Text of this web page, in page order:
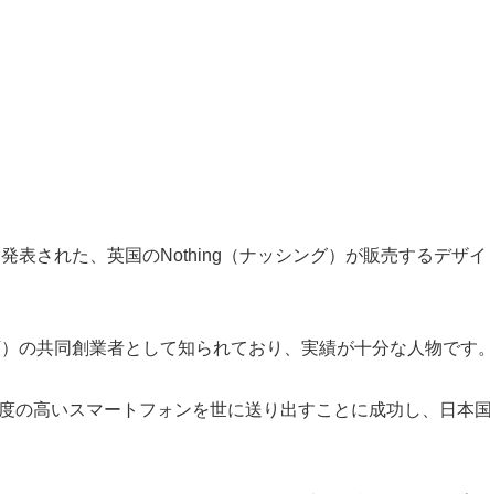
表された、英国のNothing（ナッシング）が販売するデザイ
の共同創業者として知られており、実績が十分な人物です。
の高いスマートフォンを世に送り出すことに成功し、日本国